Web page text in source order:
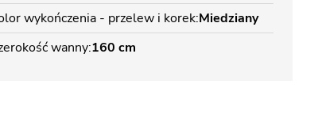
wykończenia - przelew i korek Miedziany
wanny 160 cm